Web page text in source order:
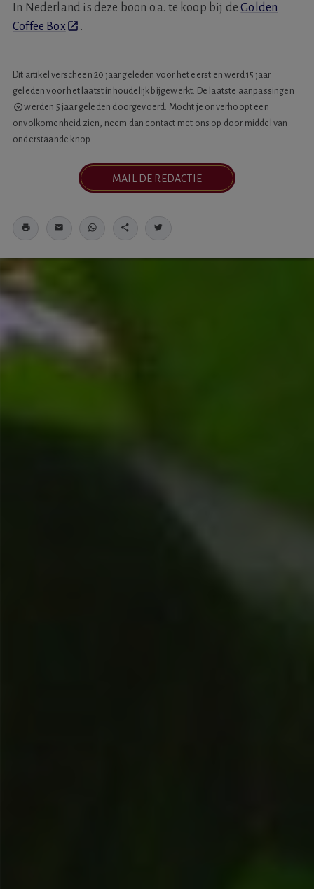
In Nederland is deze boon o.a. te koop bij deGolden
Coffee Box
.
Dit artikel verscheen 20 jaar geleden voor het eerst en werd 15 jaar
geleden voor het laatst inhoudelijk bijgewerkt. De laatste aanpassingen
werden 5 jaar geleden doorgevoerd. Mocht je onverhoopt een
onvolkomenheid zien, neem dan contact met ons op door middel van
onderstaande knop.
MAIL DE REDACTIE